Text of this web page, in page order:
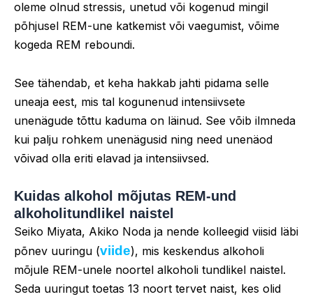
oleme olnud stressis, unetud või kogenud mingil
põhjusel REM-une katkemist või vaegumist, võime
kogeda REM reboundi.
See tähendab, et keha hakkab jahti pidama selle
uneaja eest, mis tal kogunenud intensiivsete
unenägude tõttu kaduma on läinud. See võib ilmneda
kui palju rohkem unenägusid ning need unenäod
võivad olla eriti elavad ja intensiivsed.
Kuidas alkohol mõjutas REM-und
alkoholitundlikel naistel
Seiko Miyata, Akiko Noda ja nende kolleegid viisid läbi
põnev uuringu (viide), mis keskendus alkoholi
mõjule REM-unele noortel alkoholi tundlikel naistel.
Seda uuringut toetas 13 noort tervet naist, kes olid